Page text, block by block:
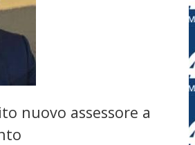
nuovo assessore a